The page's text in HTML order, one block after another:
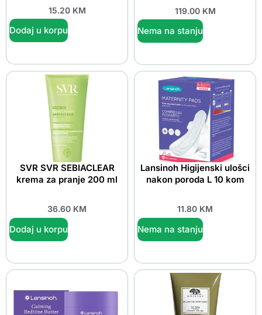
15.20 KM
Dodaj u korpu
119.00 KM
Nema na stanju
SVR SVR SEBIACLEAR
krema za pranje 200 ml
36.60 KM
Dodaj u korpu
Lansinoh Higijenski ulošci
nakon poroda L 10 kom
11.80 KM
Nema na stanju